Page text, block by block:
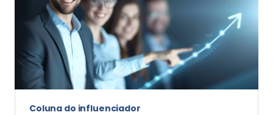
Coluna do influenciador